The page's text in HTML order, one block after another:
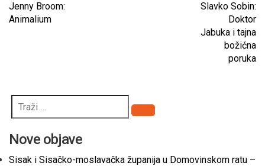
Jenny Broom:
Animalium
Slavko Sobin:
Doktor
Jabuka i tajna
božićna
poruka
Pretraži
Nove objave
Sisak i Sisačko-moslavačka županija u Domovinskom ratu –